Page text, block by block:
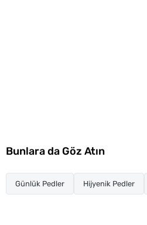
Bunlara da Göz Atın
Günlük Pedler Hijyenik Pedler